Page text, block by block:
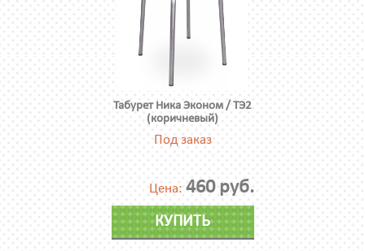
Табурет Ника Эконом / ТЭ2
(коричневый)
Под заказ
Цена: 460 руб.
КУПИТЬ